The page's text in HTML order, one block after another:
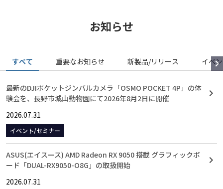
お知らせ
すべて 重要なお知らせ 新製品/リリース イベ
最新のDJIポケットジンバルカメラ「OSMO POCKET 4P」の体
験会を、長野市城山動物園にて2026年8月2日に開催
2026.07.31
イベント/セミナー
ASUS(エイスース) AMD Radeon RX 9050 搭載 グラフィックボ
ード「DUAL-RX9050-O8G」の取扱開始
2026.07.31